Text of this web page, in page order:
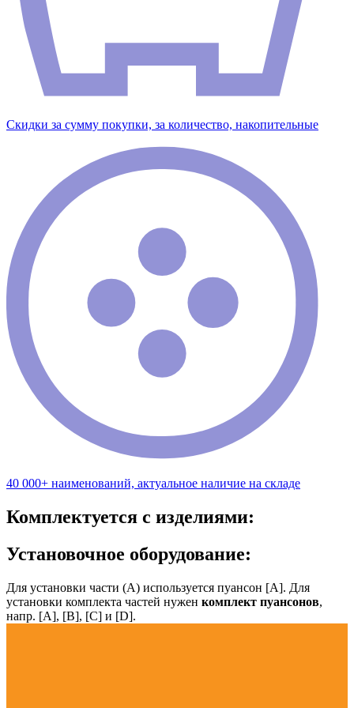
Скидки за сумму покупки, за количество, накопительные
40 000+ наименований, актуальное наличие на складе
Комплектуется с изделиями:
Установочное оборудование:
Для установки части (А) используется пуансон [А]. Для
установки комплекта частей нужен комплект пуансонов,
напр. [А], [B], [С] и [D].